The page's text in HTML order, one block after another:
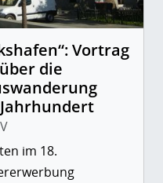
Vortrag
die
im 18.